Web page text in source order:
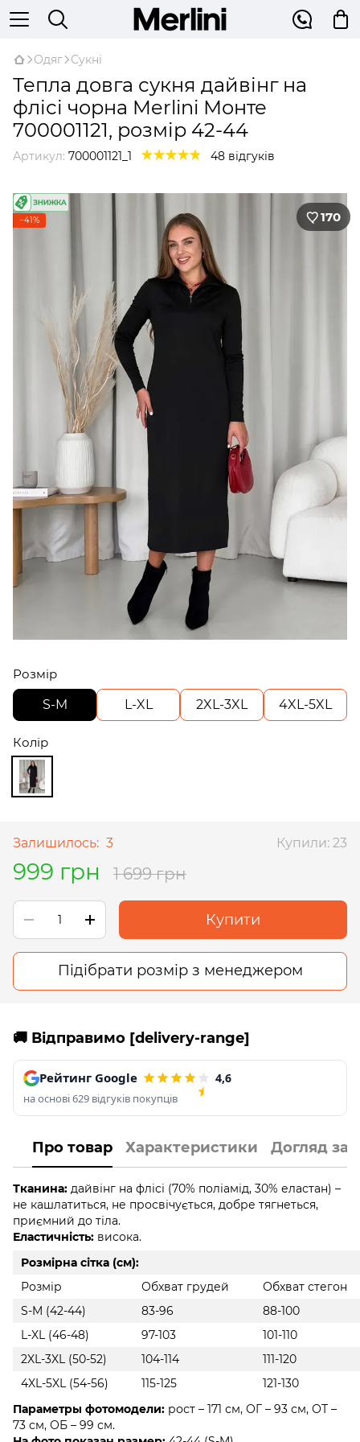
Одяг Сукні
Тепла довга сукня дайвінг на
флісі чорна Merlini Монте
700001121, розмір 42-44
Артикул: 700001121_1 48 відгуків
−41% 170
Розмір
S-M
L-XL 2XL-3XL 4XL-5XL
Колір
Залишилось: 3 Купили: 23
999 грн 1 699 грн
Купити
Підібрати розмір з менеджером
🚚 Відправимо [delivery-range]
Рейтинг Google 4,6
на основі 629 відгуків покупців
Про товар Характеристики Догляд за
Тканина: дайвінг на флісі (70% поліамід, 30% еластан) –
не кашлатиться, не просвічується, добре тягнеться,
приємний до тіла.
Еластичність: висока.
Розмірна сітка (см):
Розмір
Обхват грудей
Обхват стегон
S-M (42-44)
83-96
88-100
L-XL (46-48)
97-103
101-110
2XL-3XL (50-52)
104-114
111-120
4XL-5XL (54-56)
115-125
121-130
Параметры фотомодели: рост – 171 см, ОГ – 93 см, ОТ –
73 см, ОБ – 99 см.